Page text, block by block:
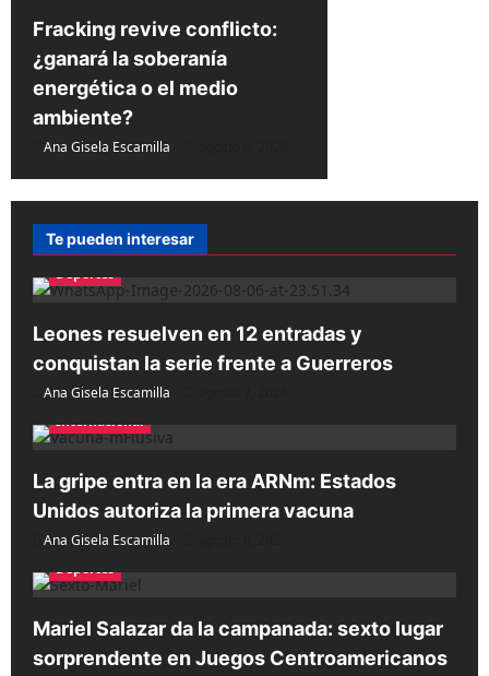
Fracking revive conflicto:
¿ganará la soberanía
energética o el medio
ambiente?
Ana Gisela Escamilla
Te pueden interesar
Deportes
Leones resuelven en 12 entradas y
conquistan la serie frente a Guerreros
Ana Gisela Escamilla
Internacional
La gripe entra en la era ARNm: Estados
Unidos autoriza la primera vacuna
Ana Gisela Escamilla
Deportes
Mariel Salazar da la campanada: sexto lugar
sorprendente en Juegos Centroamericanos